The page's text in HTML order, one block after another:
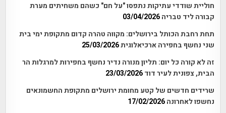
חוליית שודדי עתיקות נתפסו "על חם" כשהם משחיתים מערת
קבורה ליד טבריה 03/04/2026
תחת רחבת הכותל בירושלים: מקווה טהרה קדום מתקופת ימי בית
שני נחשף בחפירה ארכיאלוגית25/03/2026
זה לא קורה כל יום: תליון מנורה נדיר נחשף בחפירות למרגלות הר
הבית, צפונית לעיר דוד 23/03/2026
שרידים חדשים של קטע מחומת ירושלים מתקופת החשמונאים
נחשפו לאחרונה 17/02/2026